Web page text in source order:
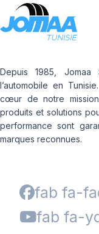
Depuis 1985,
l’automobile en
cœur de notre
produits et solutions
performance sont
marques reconnues.
fab fa-
fab fa-